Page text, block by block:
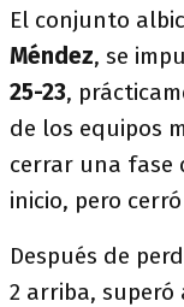
El conjunto
Méndez, se
25-23,
de los equipos
cerrar una fase
inicio, pero
Después de
2 arriba, superó